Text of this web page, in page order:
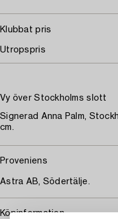
Klubbat pris
Utropspris
Vy över Stockholms slott
Signerad Anna Palm,
cm.
Proveniens
Astra AB, Södertälje.
Köpinformation